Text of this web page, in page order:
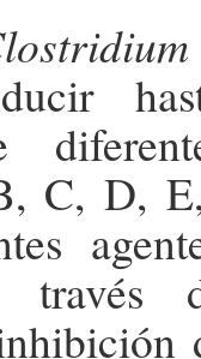
C, D,
través